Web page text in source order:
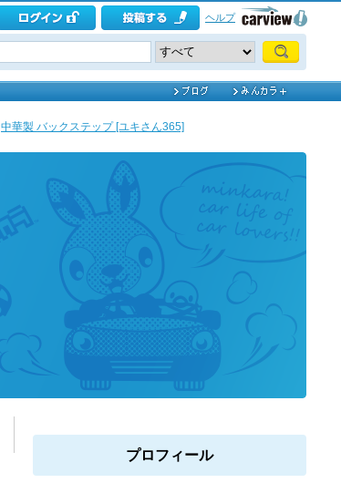
ヘルプ
中華製 バックステップ [ユキさん365]
プロフィール